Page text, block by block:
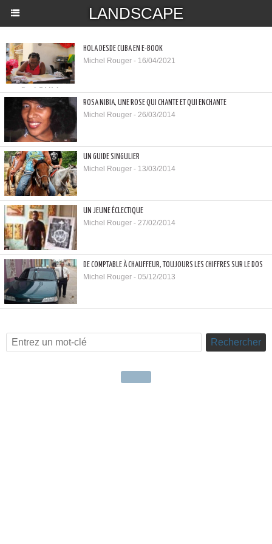
LANDSCAPE
HOLA DESDE CUBA EN E-BOOK
Michel Rouger - 16/04/2021
ROSA NIBIA, UNE ROSE QUI CHANTE ET QUI ENCHANTE
Michel Rouger - 26/03/2014
UN GUIDE SINGULIER
Michel Rouger - 13/03/2014
UN JEUNE ÉCLECTIQUE
Michel Rouger - 27/02/2014
DE COMPTABLE À CHAUFFEUR, TOUJOURS LES CHIFFRES SUR LE DOS
Michel Rouger - 05/12/2013
Rechercher